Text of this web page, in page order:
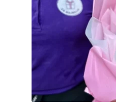
Poklon aranžmani
Premium čokolada
Prijava za masterclass
Prirodni proizvodi